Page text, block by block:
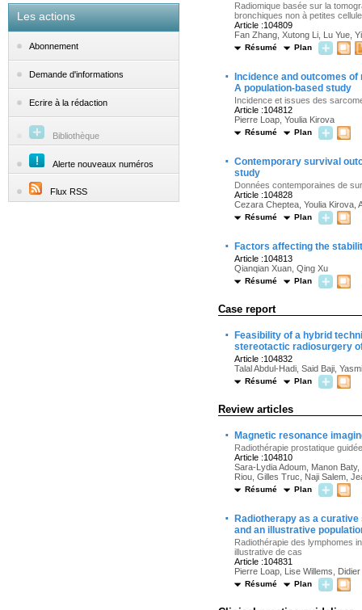
Les actions
Abonnement
Demande d'informations
Ecrire à la rédaction
Bibliothèque
Alerte nouveaux numéros
Flux RSS
Radiomique basée sur la
bronchiques non à petites
Article :104809
Fan Zhang, Xutong Li, Lu Yue,
Résumé Plan
·
Incidence and outcomes
A population-based study
Incidence et issues des
Article :104812
Pierre Loap, Youlia Kirova
Résumé Plan
· Contemporary survival
study
Données contemporaines de
Article :104828
Cezara Cheptea, Youlia Kirova,
Résumé Plan
· Factors affecting the
Article :104813
Qianqian Xuan, Qing Xu
Résumé Plan
Case report
·
Feasibility of a hybrid
stereotactic radiosurgery
Article :104832
Talal Abdul-Hadi, Said Baji,
Résumé Plan
Review articles
· Magnetic resonance
Radiothérapie prostatique
Article :104810
Sara-Lydia Adoum, Manon
Riou, Gilles Truc, Naji Salem,
Résumé Plan
·
Radiotherapy as a
and an illustrative
Radiothérapie des lymphomes
illustrative de cas
Article :104831
Pierre Loap, Lise Willems,
Résumé Plan